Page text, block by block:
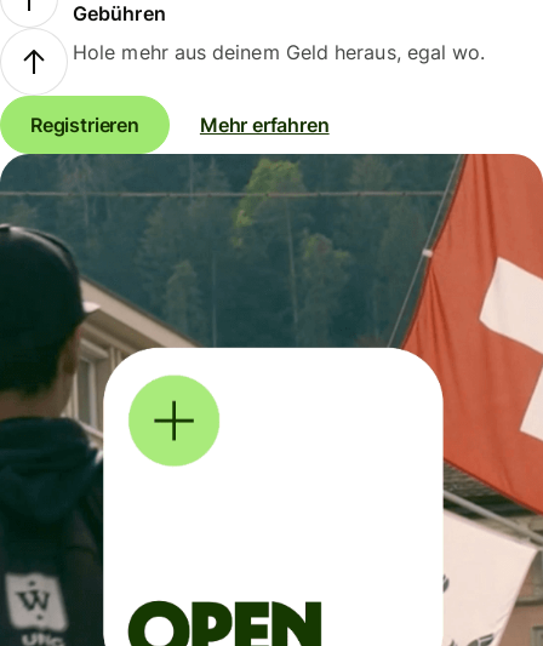
Gebühren
Hole mehr aus deinem Geld heraus, egal wo.
Registrieren Mehr erfahren